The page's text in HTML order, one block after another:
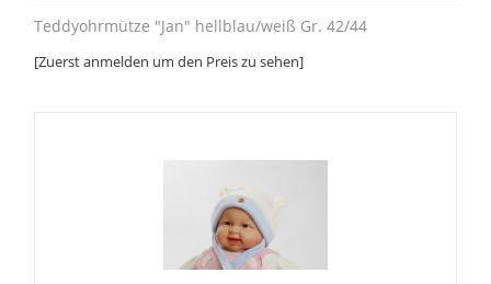
Teddyohrmütze "Jan" hellblau/weiß Gr. 42/44
[Zuerst anmelden um den Preis zu sehen]